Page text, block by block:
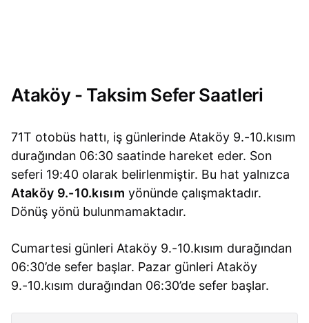
Ataköy - Taksim Sefer Saatleri
71T otobüs hattı, iş günlerinde Ataköy 9.-10.kısım
durağından 06:30 saatinde hareket eder. Son
seferi 19:40 olarak belirlenmiştir. Bu hat yalnızca
Ataköy 9.-10.kısım yönünde çalışmaktadır.
Dönüş yönü bulunmamaktadır.
Cumartesi günleri Ataköy 9.-10.kısım durağından
06:30’de sefer başlar. Pazar günleri Ataköy
9.-10.kısım durağından 06:30’de sefer başlar.